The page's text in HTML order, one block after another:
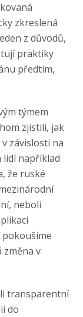
zkreslená
z důvodů,
praktiky
předtím,
týmem
zjistili, jak
závislosti na
lidí například
že ruské
neboli
změna v
transparentní
do